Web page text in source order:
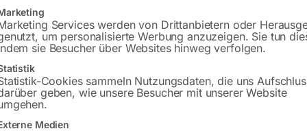
Sie haben
Gerne
Services werden von Drittanbietern oder
um personalisierte Werbung anzuzeigen. Sie tun
sie Besucher über Websites hinweg verfolgen.
Cookies sammeln Nutzungsdaten, die uns
geben, wie unsere Besucher mit unserer Website
Medien